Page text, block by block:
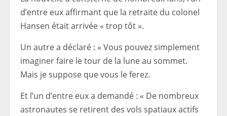
d’entre eux affirmant que la retraite du colonel
Hansen était arrivée « trop tôt ».
Un autre a déclaré : « Vous pouvez simplement
imaginer faire le tour de la lune au sommet.
Mais je suppose que vous le ferez.
Et l’un d’entre eux a demandé : « De nombreux
astronautes se retirent des vols spatiaux actifs